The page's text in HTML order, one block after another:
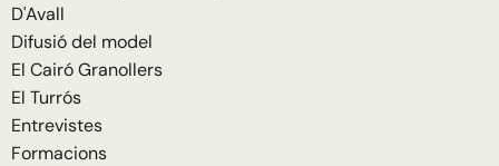
D'Avall
Difusió del model
El Cairó Granollers
El Turrós
Entrevistes
Formacions